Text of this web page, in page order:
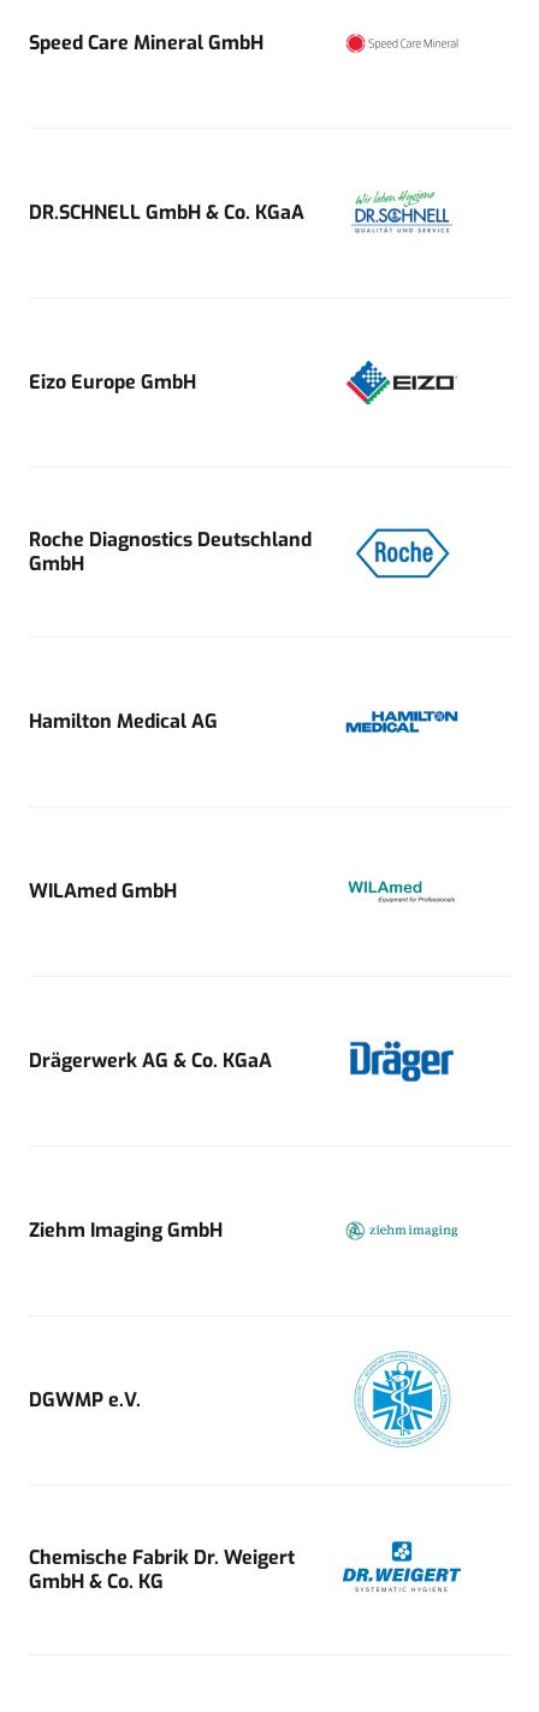
Speed Care Mineral GmbH
DR.SCHNELL GmbH & Co. KGaA
Eizo Europe GmbH
Roche Diagnostics Deutschland
GmbH
Hamilton Medical AG
WILAmed GmbH
Drägerwerk AG & Co. KGaA
Ziehm Imaging GmbH
DGWMP e.V.
Chemische Fabrik Dr. Weigert
GmbH & Co. KG